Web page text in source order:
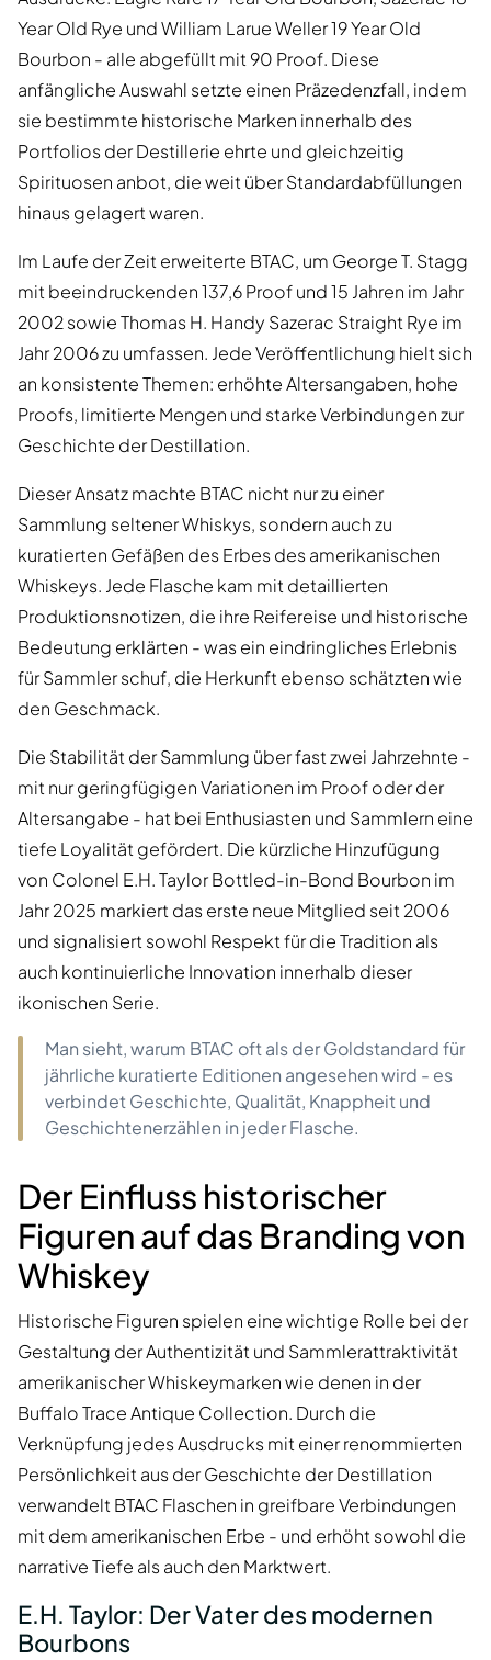
Year Old Rye und William Larue Weller 19 Year Old
Bourbon - alle abgefüllt mit 90 Proof. Diese
anfängliche Auswahl setzte einen Präzedenzfall, indem
sie bestimmte historische Marken innerhalb des
Portfolios der Destillerie ehrte und gleichzeitig
Spirituosen anbot, die weit über Standardabfüllungen
hinaus gelagert waren.
Im Laufe der Zeit erweiterte BTAC, um George T. Stagg
mit beeindruckenden 137,6 Proof und 15 Jahren im Jahr
2002 sowie Thomas H. Handy Sazerac Straight Rye im
Jahr 2006 zu umfassen. Jede Veröffentlichung hielt sich
an konsistente Themen: erhöhte Altersangaben, hohe
Proofs, limitierte Mengen und starke Verbindungen zur
Geschichte der Destillation.
Dieser Ansatz machte BTAC nicht nur zu einer
Sammlung seltener Whiskys, sondern auch zu
kuratierten Gefäßen des Erbes des amerikanischen
Whiskeys. Jede Flasche kam mit detaillierten
Produktionsnotizen, die ihre Reifereise und historische
Bedeutung erklärten - was ein eindringliches Erlebnis
für Sammler schuf, die Herkunft ebenso schätzten wie
den Geschmack.
Die Stabilität der Sammlung über fast zwei Jahrzehnte -
mit nur geringfügigen Variationen im Proof oder der
Altersangabe - hat bei Enthusiasten und Sammlern eine
tiefe Loyalität gefördert. Die kürzliche Hinzufügung
von Colonel E.H. Taylor Bottled-in-Bond Bourbon im
Jahr 2025 markiert das erste neue Mitglied seit 2006
und signalisiert sowohl Respekt für die Tradition als
auch kontinuierliche Innovation innerhalb dieser
ikonischen Serie.
Man sieht, warum BTAC oft als der Goldstandard für
jährliche kuratierte Editionen angesehen wird - es
verbindet Geschichte, Qualität, Knappheit und
Geschichtenerzählen in jeder Flasche.
Der Einfluss historischer
Figuren auf das Branding von
Whiskey
Historische Figuren spielen eine wichtige Rolle bei der
Gestaltung der Authentizität und Sammlerattraktivität
amerikanischer Whiskeymarken wie denen in der
Buffalo Trace Antique Collection. Durch die
Verknüpfung jedes Ausdrucks mit einer renommierten
Persönlichkeit aus der Geschichte der Destillation
verwandelt BTAC Flaschen in greifbare Verbindungen
mit dem amerikanischen Erbe - und erhöht sowohl die
narrative Tiefe als auch den Marktwert.
E.H. Taylor: Der Vater des modernen
Bourbons